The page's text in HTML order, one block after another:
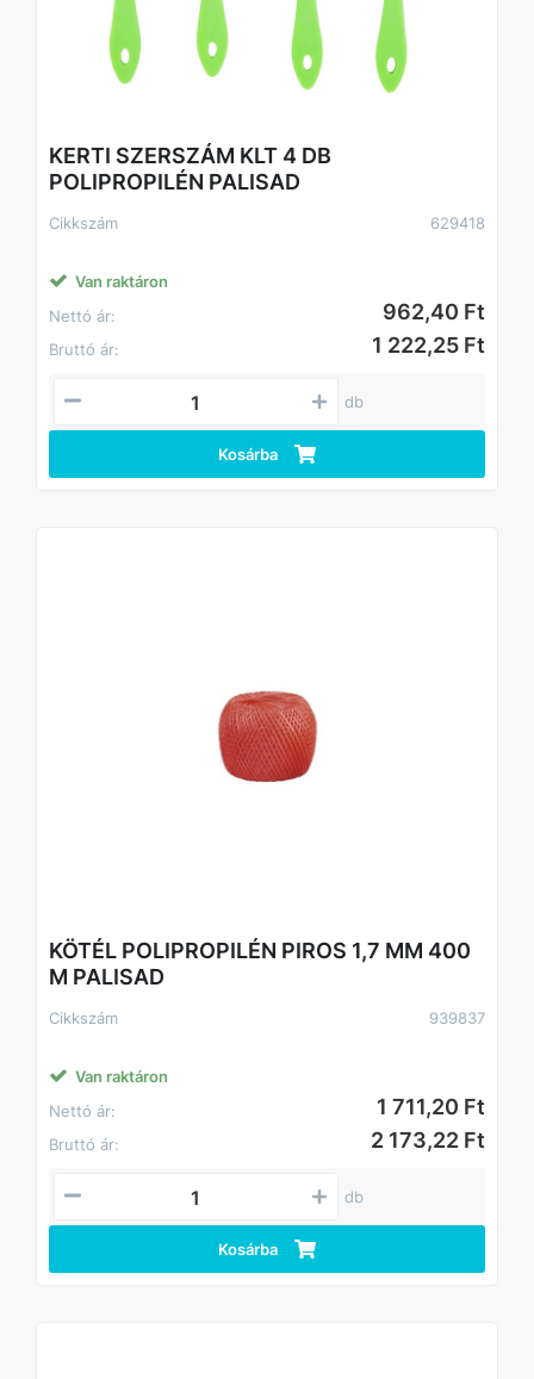
KERTI SZERSZÁM KLT 4 DB
POLIPROPILÉN PALISAD
Cikkszám 629418
Van raktáron
Nettó ár:
962,40 Ft
Bruttó ár: 1 222,25 Ft
db
Kosárba
KÖTÉL POLIPROPILÉN PIROS 1,7 MM 400
M PALISAD
Cikkszám 939837
Van raktáron
Nettó ár:
1 711,20 Ft
Bruttó ár: 2 173,22 Ft
db
Kosárba